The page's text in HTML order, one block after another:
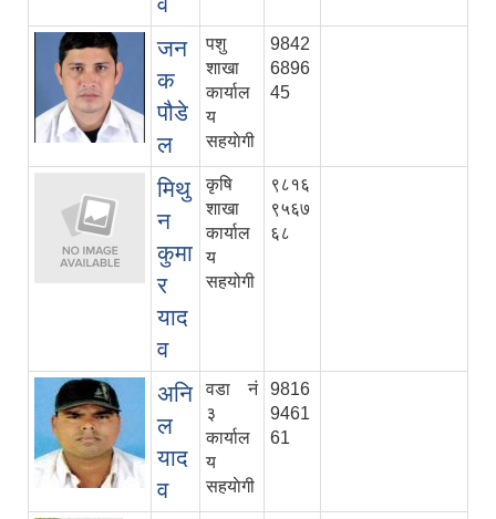
जन
क
पौडे
ल
पशु
शाखा
कार्याल
य
सहयाेगी
9842
6896
45
मिथु
न
कुमा
र
याद
व
कृषि
शाखा
कार्याल
य
सहयोगी
९८१६
९५६७
६८
अनि
ल
याद
व
वडा नं
३
कार्याल
य
सहयाेगी
9816
9461
61